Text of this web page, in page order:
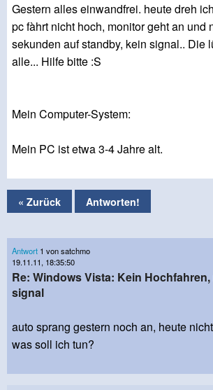
Gestern alles einwandfrei. heute dreh
pc fàhrt nicht hoch, monitor geht an und
sekunden auf standby, kein signal.. Die
alle... Hilfe bitte :S
Mein Computer-System:
Mein PC ist etwa 3-4 Jahre alt.
« Zurück Antworten!
Antwort 1 von satchmo
19.11.11, 18:35:50
Re: Windows Vista: Kein
signal
auto sprang gestern noch an, heute
was soll ich tun?